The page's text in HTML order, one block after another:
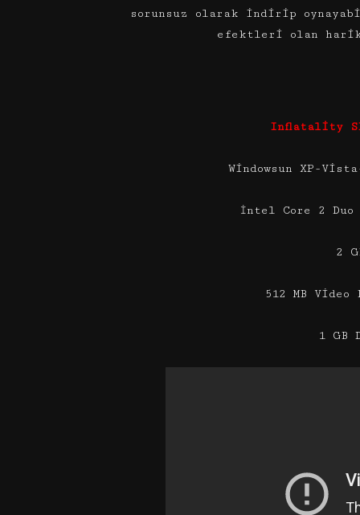
sorunsuz olarak indirip
efektleri olan
Inflatality
Windowsun XP-
İntel Core 2 Duo
2
512 MB
1 GB